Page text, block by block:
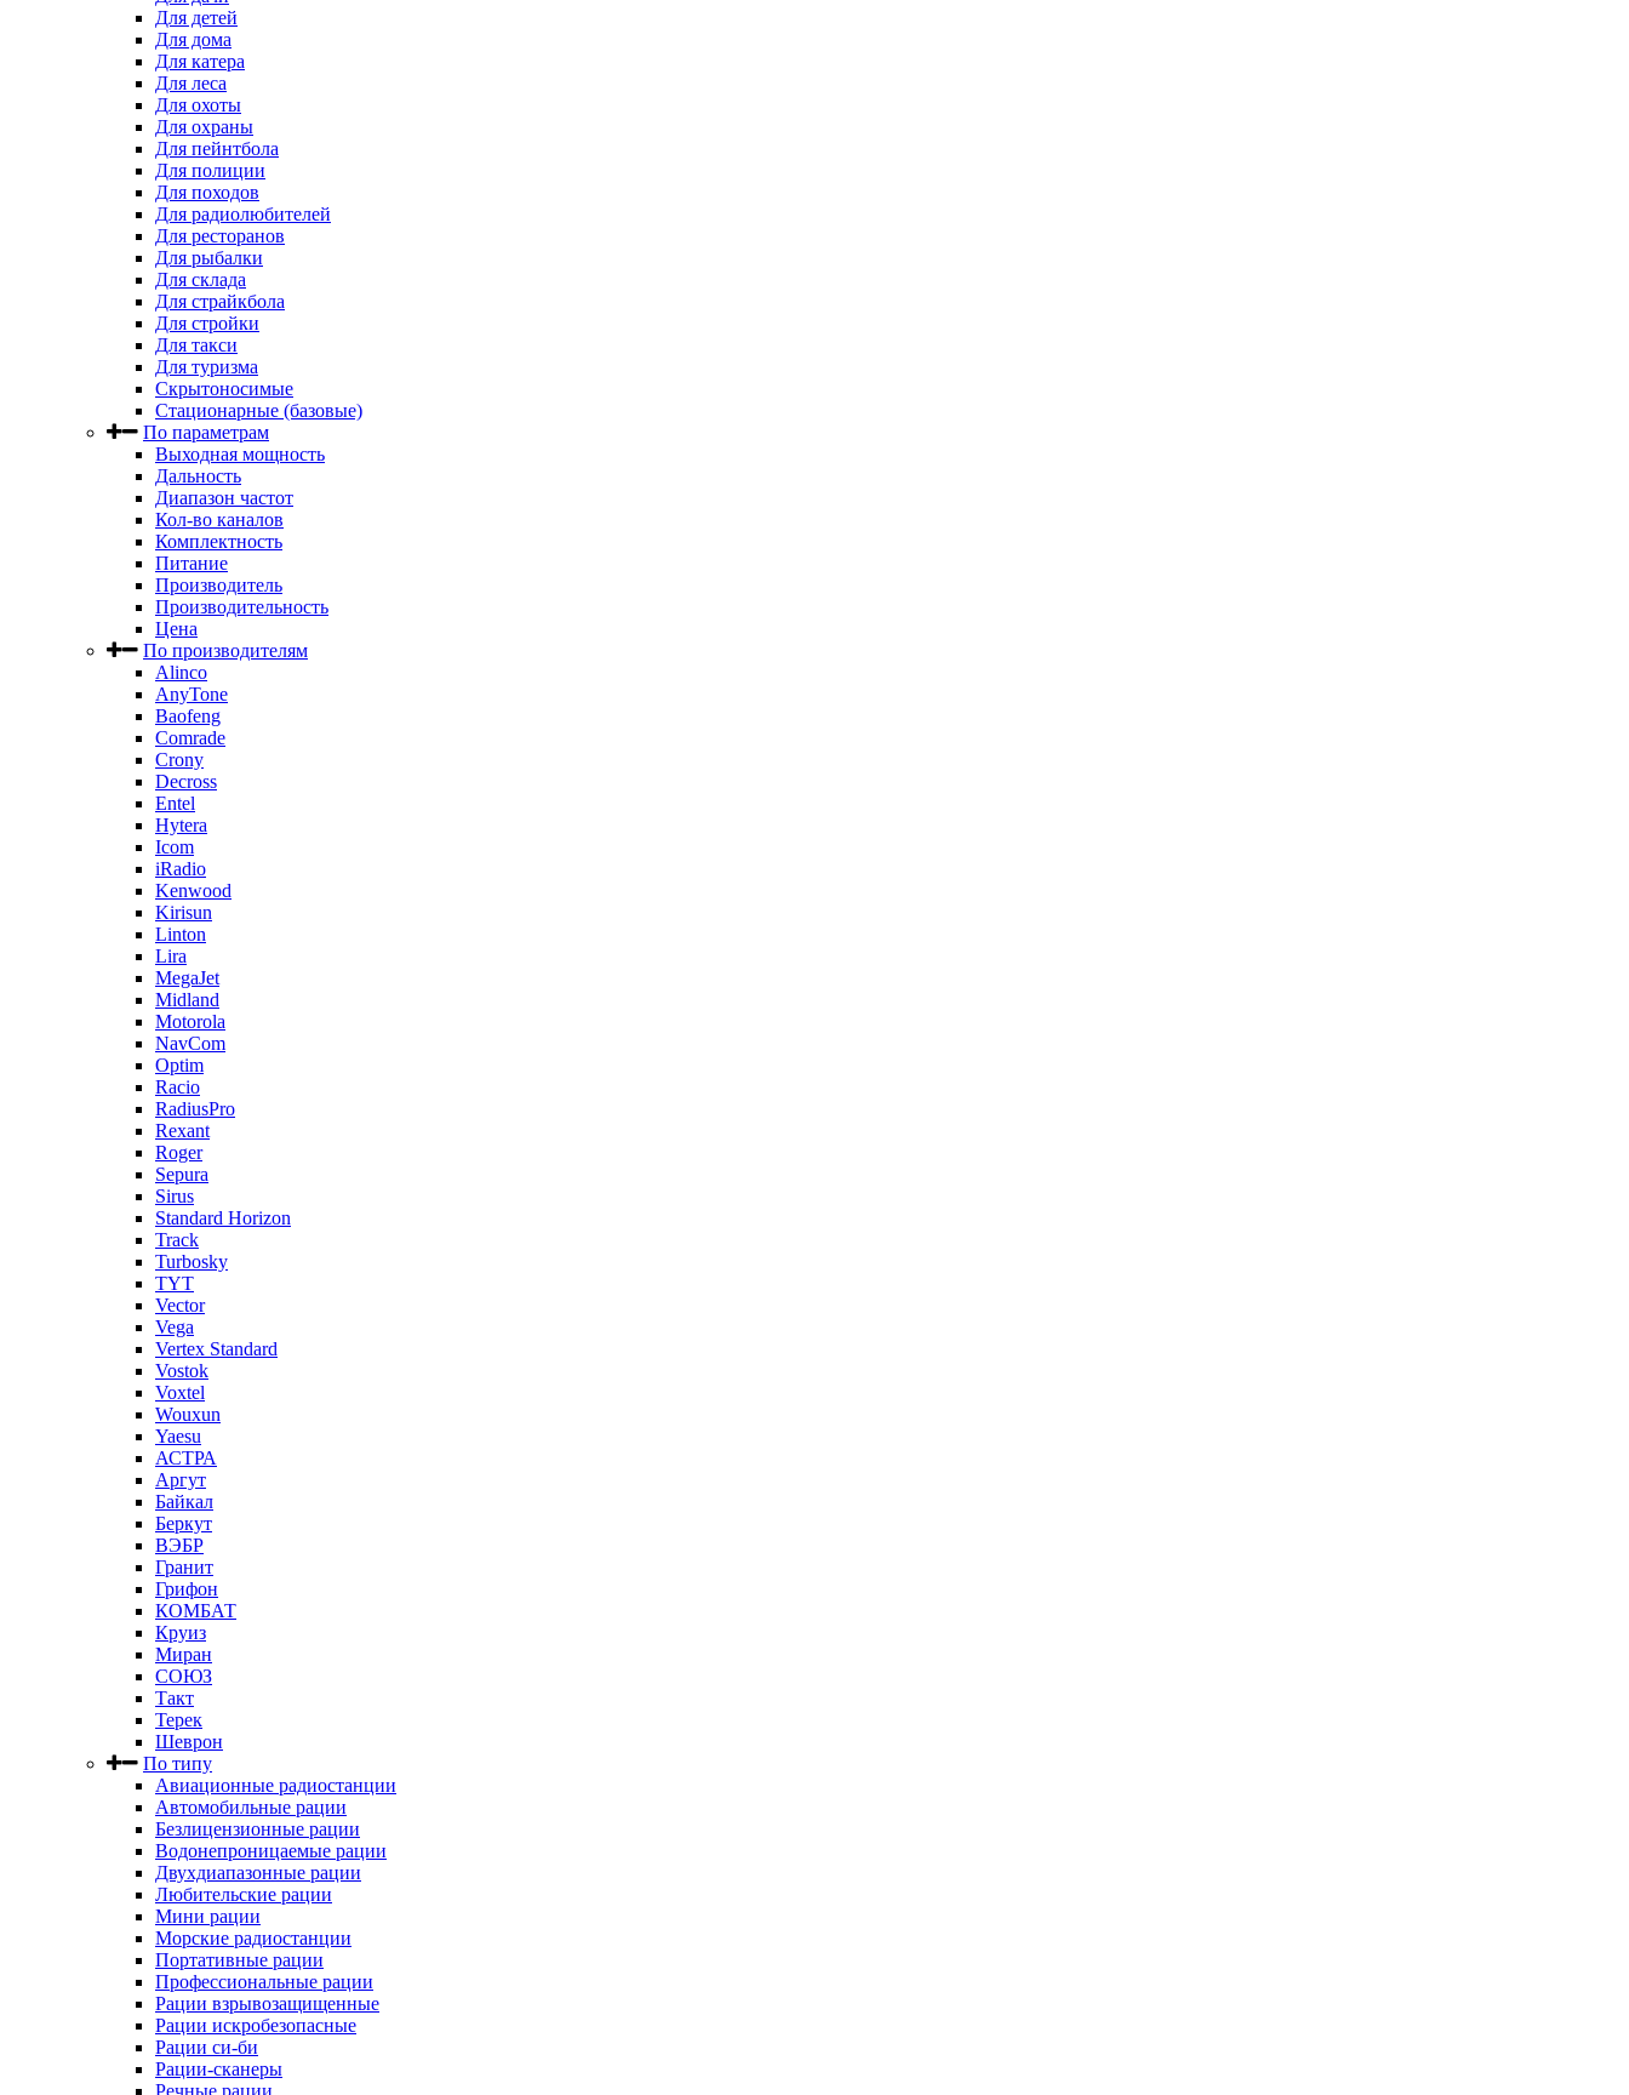
Для детей
Для дома
Для катера
Для леса
Для охоты
Для охраны
Для пейнтбола
Для полиции
Для походов
Для радиолюбителей
Для ресторанов
Для рыбалки
Для склада
Для страйкбола
Для стройки
Для такси
Для туризма
Скрытоносимые
Стационарные (базовые)
По параметрам
Выходная мощность
Дальность
Диапазон частот
Кол-во каналов
Комплектность
Питание
Производитель
Производительность
Цена
По производителям
Alinco
AnyTone
Baofeng
Comrade
Crony
Decross
Entel
Hytera
Icom
iRadio
Kenwood
Kirisun
Linton
Lira
MegaJet
Midland
Motorola
NavCom
Optim
Racio
RadiusPro
Rexant
Roger
Sepura
Sirus
Standard Horizon
Track
Turbosky
TYT
Vector
Vega
Vertex Standard
Vostok
Voxtel
Wouxun
Yaesu
АСТРА
Аргут
Байкал
Беркут
ВЭБР
Гранит
Грифон
КОМБАТ
Круиз
Миран
СОЮЗ
Такт
Терек
Шеврон
По типу
Авиационные радиостанции
Автомобильные рации
Безлицензионные рации
Водонепроницаемые рации
Двухдиапазонные рации
Любительские рации
Мини рации
Морские радиостанции
Портативные рации
Профессиональные рации
Рации взрывозащищенные
Рации искробезопасные
Рации си-би
Рации-сканеры
Речные рации